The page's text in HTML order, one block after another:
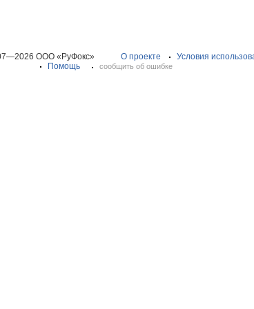
ООО «РуФокс» О проекте Условия
Помощь
сообщить об ошибке